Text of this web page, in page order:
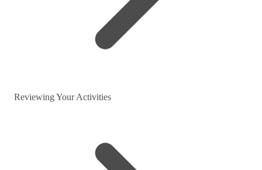
Reviewing Your Activities